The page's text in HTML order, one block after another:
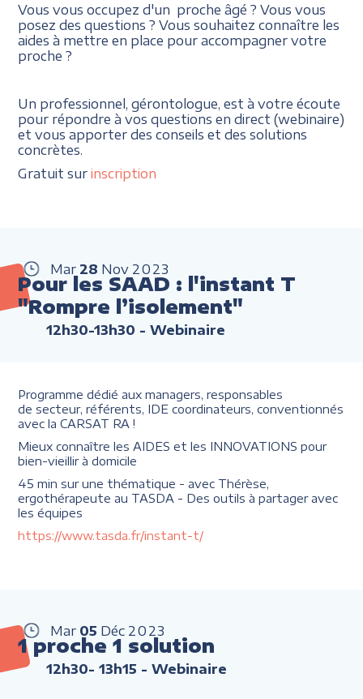
Vous vous occupez d'un proche âgé ? Vous vous
posez des questions ? Vous souhaitez connaître les
aides à mettre en place pour accompagner votre
proche ?
Un professionnel, gérontologue, est à votre écoute
pour répondre à vos questions en direct (webinaire)
et vous apporter des conseils et des solutions
concrètes.
Gratuit surinscription
Mar 28 Nov 2023
Pour les SAAD : l'instant T
"Rompre l’isolement"
12h30-13h30 - Webinaire
Programme dédié aux managers, responsables
de secteur, référents, IDE coordinateurs, conventionnés
avec la CARSAT RA !
Mieux connaître les AIDES et les INNOVATIONS pour
bien-vieillir à domicile
45 min sur une thématique - avec Thérèse,
ergothérapeute au TASDA - Des outils à partager avec
les équipes
https://www.tasda.fr/instant-t/
Mar 05 Déc 2023
1 proche 1 solution
12h30- 13h15 - Webinaire